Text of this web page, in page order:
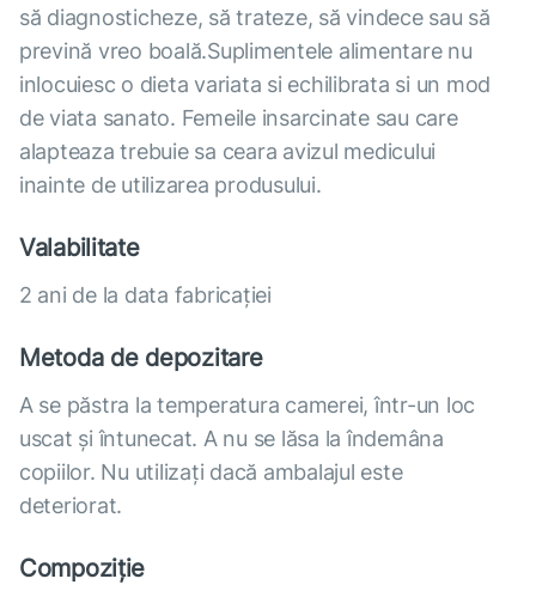
să diagnosticheze, să trateze, să vindece sau să
prevină vreo boală.Suplimentele alimentare nu
inlocuiesc o dieta variata si echilibrata si un mod
de viata sanato. Femeile insarcinate sau care
alapteaza trebuie sa ceara avizul medicului
inainte de utilizarea produsului.
Valabilitate
2 ani de la data fabricației
Metoda de depozitare
A se păstra la temperatura camerei, într-un loc
uscat și întunecat. A nu se lăsa la îndemâna
copiilor. Nu utilizați dacă ambalajul este
deteriorat.
Compoziție